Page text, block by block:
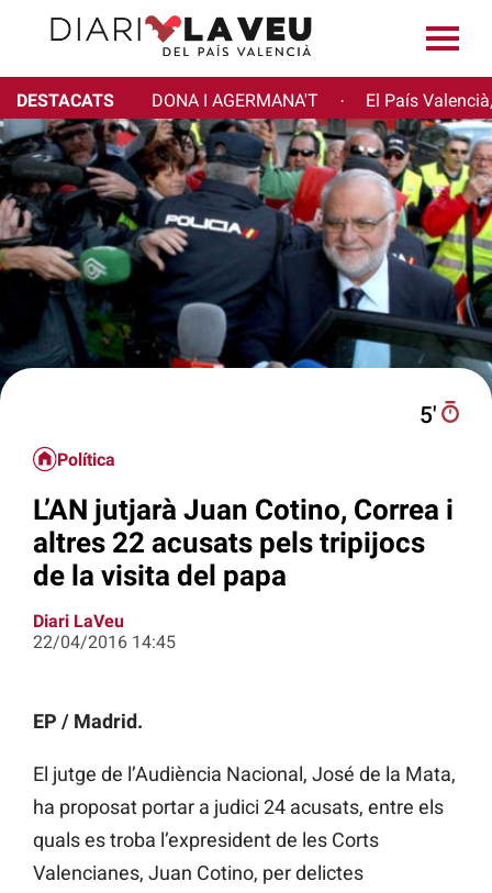
DESTACATS DONA I AGERMANA'T · El País
5′
Política
L’AN jutjarà Juan Cotino, Correa i
altres 22 acusats pels tripijocs
de la visita del papa
Diari LaVeu
22/04/2016 14:45
EP / Madrid.
El jutge de l’Audiència Nacional, José de la Mata,
ha proposat portar a judici 24 acusats, entre els
quals es troba l’expresident de les Corts
Valencianes, Juan Cotino, per delictes